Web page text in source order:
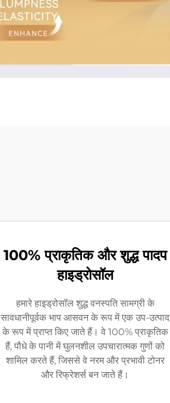
100% प्राकृतिक और शुद्ध पादप
हाइड्रोसॉल
हमारे हाइड्रोसॉल शुद्ध वनस्पति सामग्री के
सावधानीपूर्वक भाप आसवन के रूप में एक उप-उत्पाद
के रूप में प्राप्त किए जाते हैं। वे 100% प्राकृतिक
हैं, पौधे के पानी में घुलनशील उपचारात्मक गुणों को
शामिल करते हैं, जिससे वे नरम और प्रभावी टोनर
और रिफ्रेशर्स बन जाते हैं।